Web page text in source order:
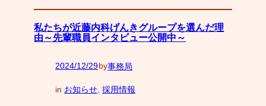
私たちが近藤内科げんきグループを選んだ理
由～先輩職員インタビュー公開中～
2024/12/29by事務局
in お知らせ , 採用情報